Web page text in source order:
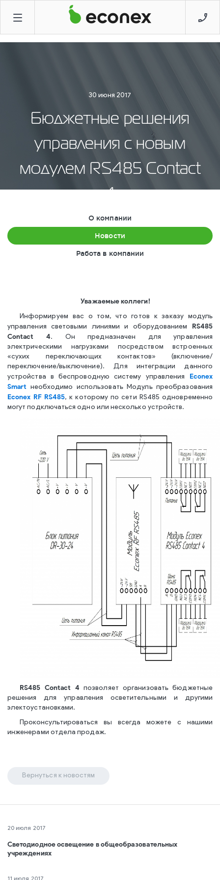
30 июня 2017
Бюджетные решения
управления с новым
модулем RS485 Contact
4
О компании
Новости
Работа в компании
20 июля 2017
Светодиодное освещение в общеобразовательных
учреждениях
Уважаемые коллеги!
Информируем вас о том, что готов к заказу модуль
управления световыми линиями и оборудованием
RS485
Contact 4. Он предназначен для управления
электрическими нагрузками посредством встроенных
«сухих переключающих контактов» (включение/
переключение/выключение). Для интеграции данного
устройства в беспроводную систему управления Econex
Smart необходимо использовать Модуль преобразования
Econex RF RS485, к которому по сети RS485 одновременно
могут подключаться одно или несколько устройств.
RS485 Contact 4 позволяет организовать бюджетные
решения для управления осветительными и другими
электоустановками.
Проконсультироваться вы всегда можете с нашими
инженерами отдела продаж.
Вернуться к новостям